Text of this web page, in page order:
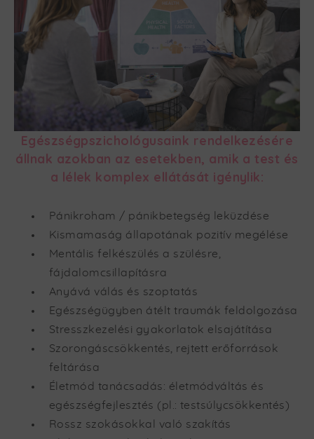
Egészségpszichológusaink rendelkezésére
állnak azokban az esetekben, amik a test és
a lélek komplex ellátását igénylik:
Pánikroham / pánikbetegség leküzdése
Kismamaság állapotának pozitív megélése
Mentális felkészülés a szülésre,
fájdalomcsillapításra
Anyává válás és szoptatás
Egészségügyben átélt traumák feldolgozása
Stresszkezelési gyakorlatok elsajátítása
Szorongáscsökkentés, rejtett erőforrások
feltárása
Életmód tanácsadás: életmódváltás és
egészségfejlesztés (pl.: testsúlycsökkentés)
Rossz szokásokkal való szakítás